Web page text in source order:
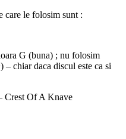
care le folosim sunt :
G (buna) ; nu folosim
chiar daca discul este ca si
Crest Of A Knave